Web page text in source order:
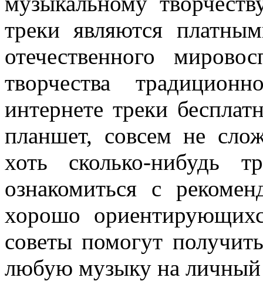
треки являются
отечественного
творчества
интернете треки
планшет, совсем не
хоть сколько-нибудь
ознакомиться с
хорошо
советы помогут
любую музыку на